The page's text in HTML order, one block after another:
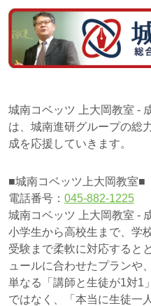
城南コベッツ 上大岡教室 -
は、城南進研グループの総
成を応援していきます。
■城南コベッツ上大岡教室■
電話番号： 045-882-1225
城南コベッツ 上大岡教室 -
小学生から高校生まで、学
受験まで柔軟に対応すると
ュールに合わせたプランや
単なる「講師と生徒が1対1
ではなく、「本当に生徒一